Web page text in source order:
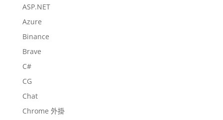
ASP.NET
Azure
Binance
Brave
C#
CG
Chat
Chrome 外掛